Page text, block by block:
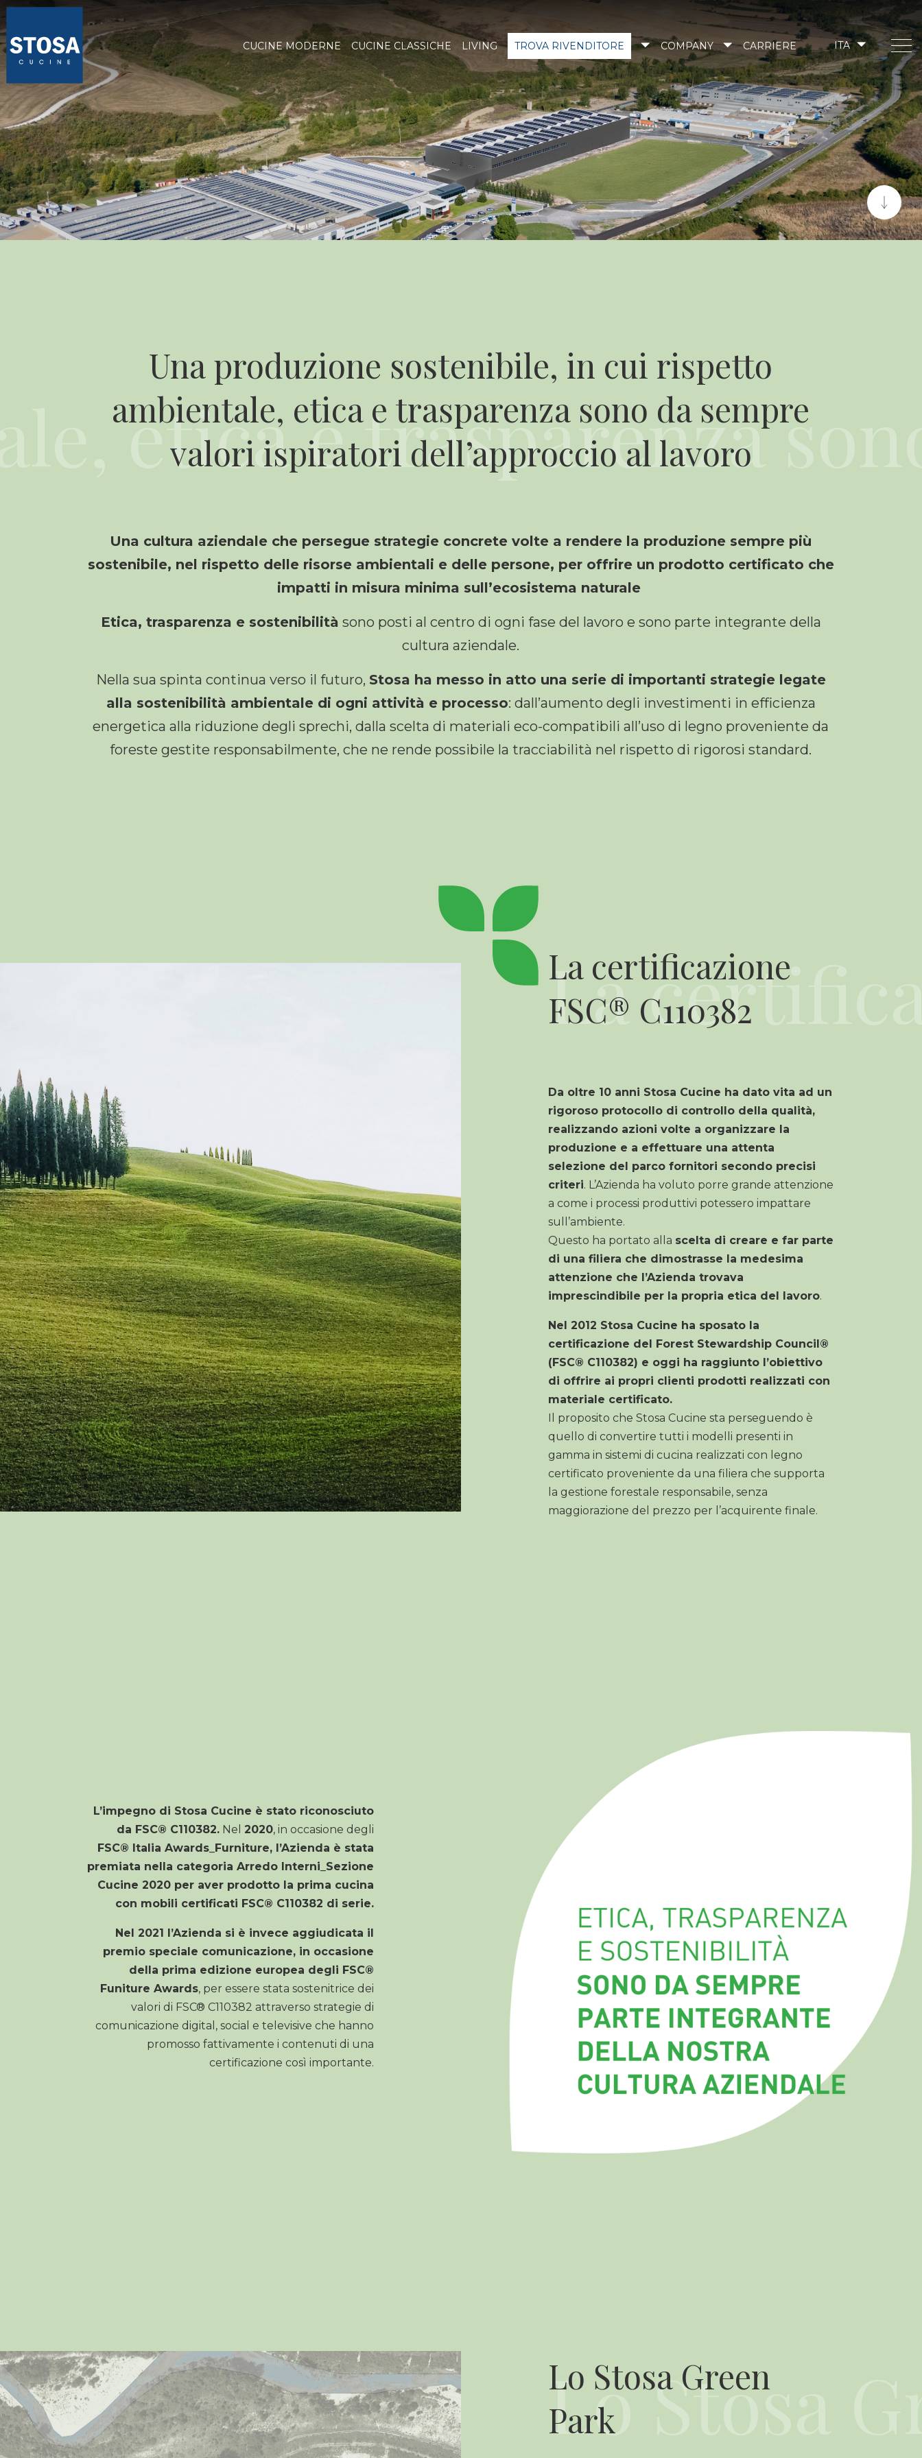
CUCINE MODERNE CUCINE CLASSICHE LIVING TROVA RIVENDITORE COMPANY CARRIERE ITA
Una produzione sostenibile, in cui rispetto
ambientale, etica e trasparenza sono da sempre
valori ispiratori dell’approccio al lavoro
Una cultura aziendale che persegue strategie concrete volte a rendere la produzione sempre più
sostenibile, nel rispetto delle risorse ambientali e delle persone, per offrire un prodotto certificato che
impatti in misura minima sull’ecosistema naturale
Etica, trasparenza e sostenibilità sono posti al centro di ogni fase del lavoro e sono parte integrante della
cultura aziendale.
Nella sua spinta continua verso il futuro, Stosa ha messo in atto una serie di importanti strategie legate
alla sostenibilità ambientale di ogni attività e processo: dall’aumento degli investimenti in efficienza
energetica alla riduzione degli sprechi, dalla scelta di materiali eco-compatibili all’uso di legno proveniente da
foreste gestite responsabilmente, che ne rende possibile la tracciabilità nel rispetto di rigorosi standard.
La certificazione
FSC® C110382
Da oltre 10 anni Stosa Cucine ha dato vita ad un
rigoroso protocollo di controllo della qualità,
realizzando azioni volte a organizzare la
produzione e a effettuare una attenta
selezione del parco fornitori secondo precisi
criteri. L’Azienda ha voluto porre grande attenzione
a come i processi produttivi potessero impattare
sull’ambiente.
Questo ha portato alla scelta di creare e far parte
di una filiera che dimostrasse la medesima
attenzione che l’Azienda trovava
imprescindibile per la propria etica del lavoro.
Nel 2012 Stosa Cucine ha sposato la
certificazione del Forest Stewardship Council®
(FSC® C110382) e oggi ha raggiunto l’obiettivo
di offrire ai propri clienti prodotti realizzati con
materiale certificato.
Il proposito che Stosa Cucine sta perseguendo è
quello di convertire tutti i modelli presenti in
gamma in sistemi di cucina realizzati con legno
certificato proveniente da una filiera che supporta
la gestione forestale responsabile, senza
maggiorazione del prezzo per l’acquirente finale.
L’impegno di Stosa Cucine è stato riconosciuto
da FSC® C110382.Nel 2020, in occasione degli
FSC® Italia Awards_Furniture, l’Azienda è stata
premiata nella categoria Arredo Interni_Sezione
Cucine 2020 per aver prodotto la prima cucina
con mobili certificati FSC® C110382 di serie.
Nel 2021 l’Azienda si è invece aggiudicata il
premio speciale comunicazione, in occasione
della prima edizione europea degli FSC®
Funiture Awards, per essere stata sostenitrice dei
valori di FSC® C110382 attraverso strategie di
comunicazione digital, social e televisive che hanno
promosso fattivamente i contenuti di una
certificazione così importante.
Lo Stosa Green
Park